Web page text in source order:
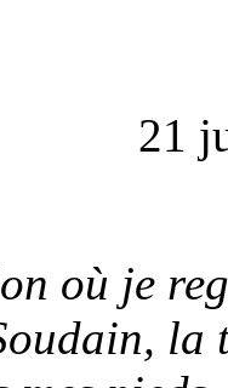
21
où je
la